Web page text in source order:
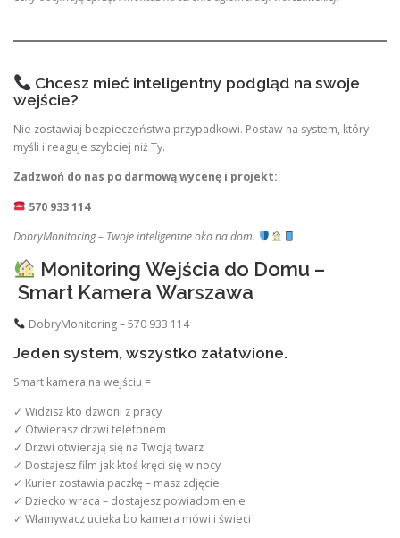
Chcesz mieć inteligentny podgląd na swoje
wejście?
Nie zostawiaj bezpieczeństwa przypadkowi. Postaw na system, który
myśli i reaguje szybciej niż Ty.
Zadzwoń do nas po darmową wycenę i projekt:
570 933 114
DobryMonitoring – Twoje inteligentne oko na dom.
Monitoring Wejścia do Domu –
Smart Kamera Warszawa
DobryMonitoring – 570 933 114
Jeden system, wszystko załatwione.
Smart kamera na wejściu =
✓ Widzisz kto dzwoni z pracy
✓ Otwierasz drzwi telefonem
✓ Drzwi otwierają się na Twoją twarz
✓ Dostajesz film jak ktoś kręci się w nocy
✓ Kurier zostawia paczkę – masz zdjęcie
✓ Dziecko wraca – dostajesz powiadomienie
✓ Włamywacz ucieka bo kamera mówi i świeci